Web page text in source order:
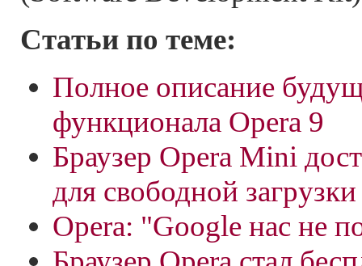
Статьи по теме:
Полное описание
функционала Opera 9
Браузер Opera Mini
для свободной загрузки
Opera: "Google нас не